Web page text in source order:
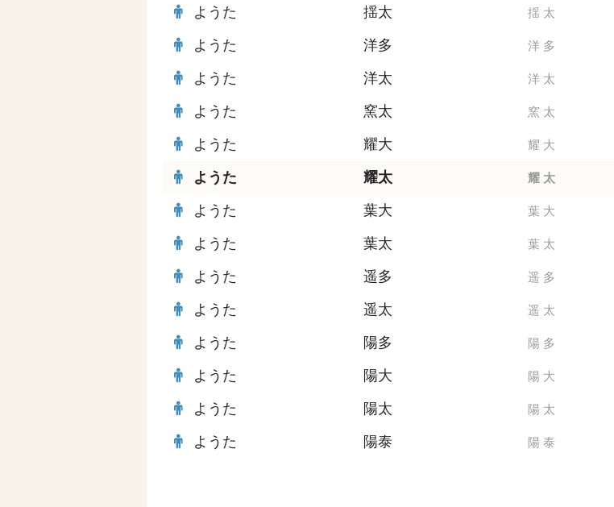
ようた 揺太 揺 太
ようた 洋多 洋 多
ようた 洋太 洋 太
ようた 窯太 窯 太
ようた 耀大 耀 大
ようた 耀太 耀 太
ようた 葉大 葉 大
ようた 葉太 葉 太
ようた 遥多 遥 多
ようた 遥太 遥 太
ようた 陽多 陽 多
ようた 陽大 陽 大
ようた 陽太 陽 太
ようた 陽泰 陽 泰